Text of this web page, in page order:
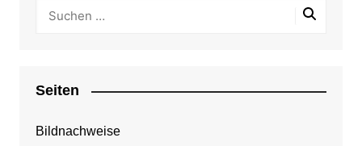
Seiten
Bildnachweise